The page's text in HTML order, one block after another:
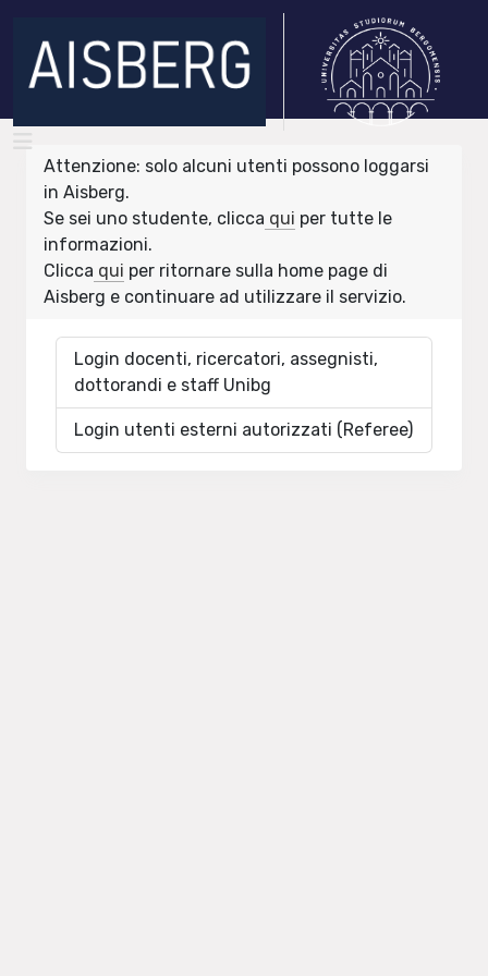
Attenzione: solo alcuni utenti possono loggarsi
in Aisberg.
Se sei uno studente, clicca qui per tutte le
informazioni.
Clicca qui per ritornare sulla home page di
Aisberg e continuare ad utilizzare il servizio.
Login docenti, ricercatori, assegnisti,
dottorandi e staff Unibg
Login utenti esterni autorizzati (Referee)